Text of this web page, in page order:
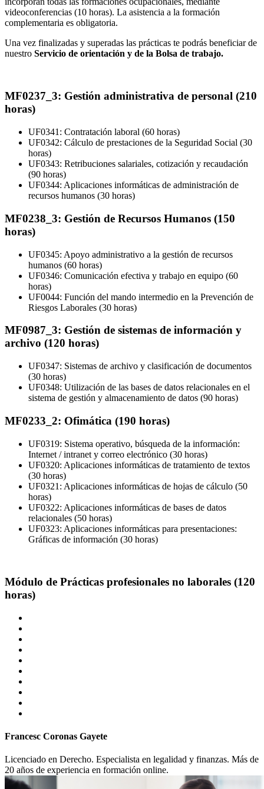
videoconferencias (10 horas). La asistencia a la formación
complementaria es obligatoria.
Una vez finalizadas y superadas las prácticas te podrás beneficiar de
nuestro Servicio de orientación y de la Bolsa de trabajo.
MF0237_3: Gestión administrativa de personal (210
horas)
UF0341: Contratación laboral (60 horas)
UF0342: Cálculo de prestaciones de la Seguridad Social (30
horas)
UF0343: Retribuciones salariales, cotización y recaudación
(90 horas)
UF0344: Aplicaciones informáticas de administración de
recursos humanos (30 horas)
MF0238_3: Gestión de Recursos Humanos (150
horas)
UF0345: Apoyo administrativo a la gestión de recursos
humanos (60 horas)
UF0346: Comunicación efectiva y trabajo en equipo (60
horas)
UF0044: Función del mando intermedio en la Prevención de
Riesgos Laborales (30 horas)
MF0987_3: Gestión de sistemas de información y
archivo (120 horas)
UF0347: Sistemas de archivo y clasificación de documentos
(30 horas)
UF0348: Utilización de las bases de datos relacionales en el
sistema de gestión y almacenamiento de datos (90 horas)
MF0233_2: Ofimática (190 horas)
UF0319: Sistema operativo, búsqueda de la información:
Internet / intranet y correo electrónico (30 horas)
UF0320: Aplicaciones informáticas de tratamiento de textos
(30 horas)
UF0321: Aplicaciones informáticas de hojas de cálculo (50
horas)
UF0322: Aplicaciones informáticas de bases de datos
relacionales (50 horas)
UF0323: Aplicaciones informáticas para presentaciones:
Gráficas de información (30 horas)
Módulo de Prácticas profesionales no laborales (120
horas)
Francesc Coronas Gayete
Licenciado en Derecho. Especialista en legalidad y finanzas. Más de
20 años de experiencia en formación online.